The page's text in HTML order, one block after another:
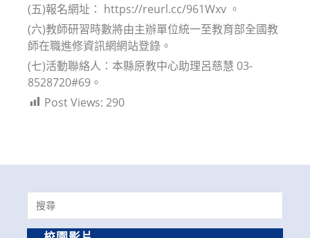
(五)報名網址： https://reurl.cc/961Wxv 。
(六)教師研習時數將由主辦單位統一至教育部全國教
師在職進修資訊網網站登錄。
(七)活動聯絡人：本縣原教中心助理呂慈慧 03-
8528720#69。
Post Views: 290
Search
for: